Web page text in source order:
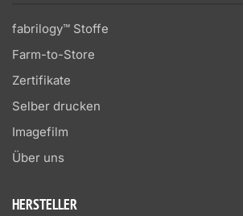
fabrilogy™ Stoffe
Farm-to-Store
Zertifikate
Selber drucken
Imagefilm
Über uns
HERSTELLER